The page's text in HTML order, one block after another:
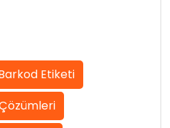
Etiketi